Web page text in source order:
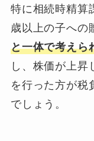
特に相続時精算
歳以上の子への
と一体で考えら
し、株価が上昇
を行った方が税
でしょう。